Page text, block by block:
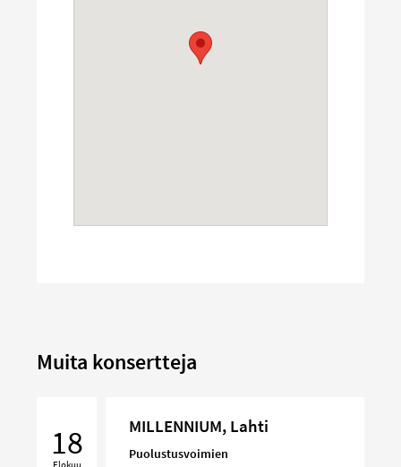
Muita konsertteja
Lahti18 MILLENNIUM, Lahti
Puolustusvoimien